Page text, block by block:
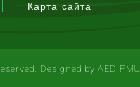
Карта сайта
Designed by AED PMU